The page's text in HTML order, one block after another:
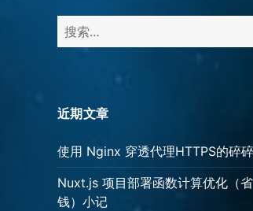
搜
索：
近期文章
使用 Nginx 穿透代理HTTPS的碎
Nuxt.js 项目部署函数计算优化（省
钱）小记